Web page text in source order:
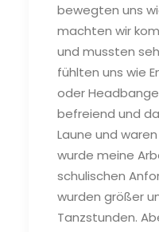
bewegten uns
machten wir
und mussten
fühlten uns wie
oder
befreiend und
Laune und
wurde meine
schulischen
wurden größer
Tanzstunden.